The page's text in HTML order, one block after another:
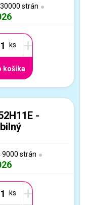
30000 strán
+
košíka
-
9000 strán
+